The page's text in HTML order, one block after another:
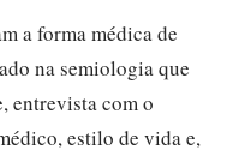
a forma médica de
na semiologia que
entrevista com o
estilo de vida e,